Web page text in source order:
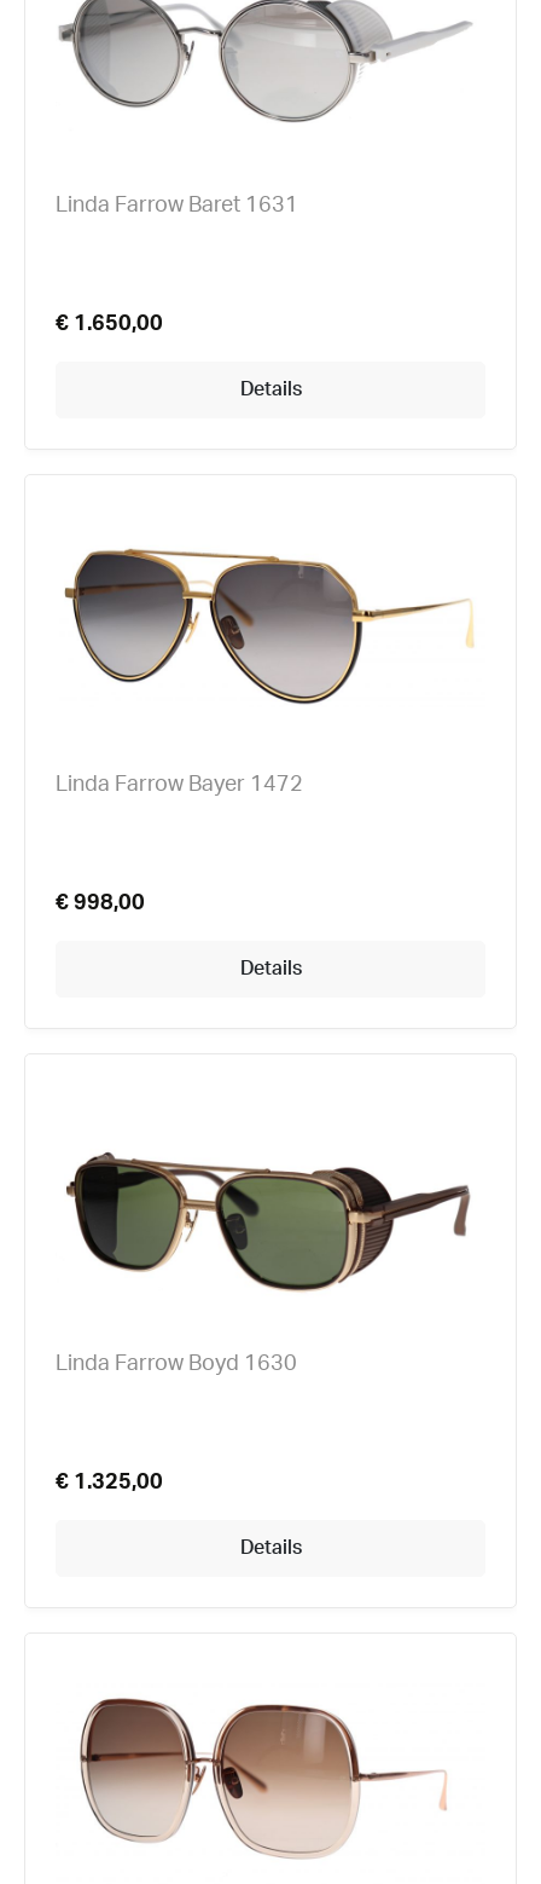
Linda Farrow Baret 1631
€ 1.650,00
Details
Linda Farrow Bayer 1472
€ 998,00
Details
Linda Farrow Boyd 1630
€ 1.325,00
Details